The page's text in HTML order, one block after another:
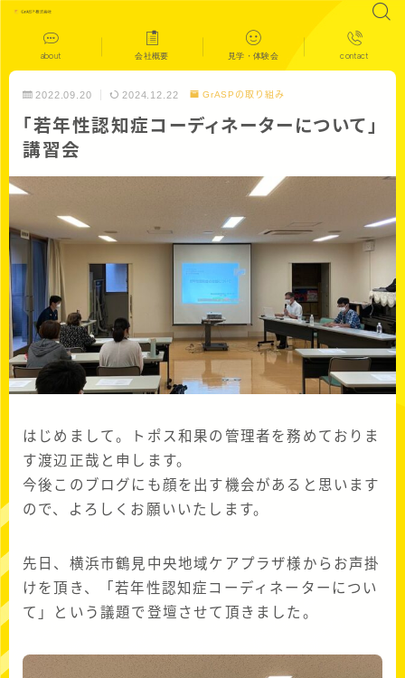
about 会社概要 見学・体験会 contact
2022.09.20 2024.12.22 GrASPの取り組み
「若年性認知症コーディネーターについて」
講習会
はじめまして。トポス和果の管理者を務めておりま
す渡辺正哉と申します。
今後このブログにも顔を出す機会があると思います
ので、よろしくお願いいたします。
先日、横浜市鶴見中央地域ケアプラザ様からお声掛
けを頂き、「若年性認知症コーディネーターについ
て」という議題で登壇させて頂きました。